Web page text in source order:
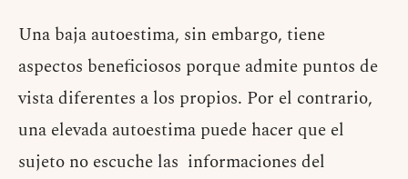
Una baja autoestima, sin embargo, tiene
aspectos beneficiosos porque admite puntos de
vista diferentes a los propios. Por el contrario,
una elevada autoestima puede hacer que el
sujeto no escuche las informaciones del